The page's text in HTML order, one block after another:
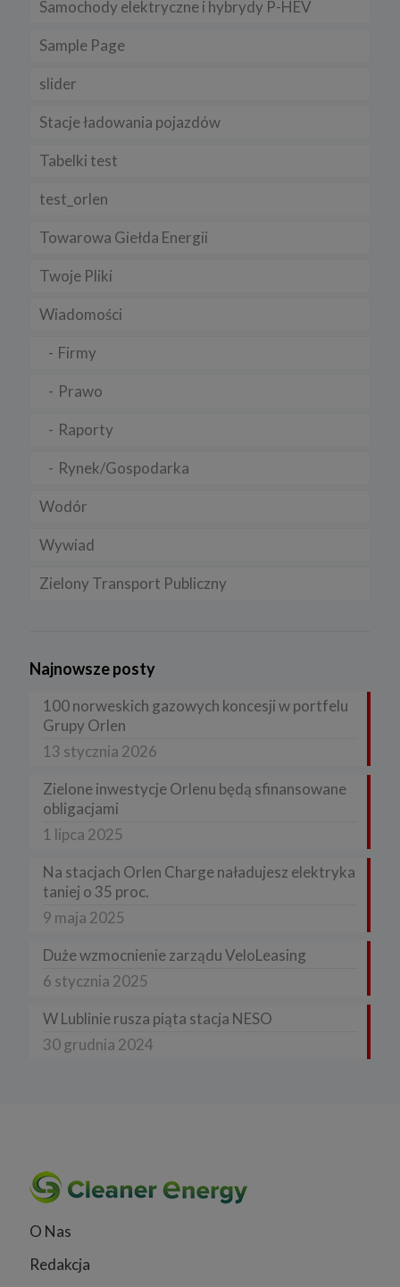
Samochody elektryczne i hybrydy P-HEV
Sample Page
slider
Stacje ładowania pojazdów
Tabelki test
test_orlen
Towarowa Giełda Energii
Twoje Pliki
Wiadomości
Firmy
Prawo
Raporty
Rynek/Gospodarka
Wodór
Wywiad
Zielony Transport Publiczny
Najnowsze posty
100 norweskich gazowych koncesji w portfelu
Grupy Orlen
13 stycznia 2026
Zielone inwestycje Orlenu będą sfinansowane
obligacjami
1 lipca 2025
Na stacjach Orlen Charge naładujesz elektryka
taniej o 35 proc.
9 maja 2025
Duże wzmocnienie zarządu VeloLeasing
6 stycznia 2025
W Lublinie rusza piąta stacja NESO
30 grudnia 2024
O Nas
Redakcja
serwisu.
zamieszczenie w serwisie jej nowej wersji.
Regulamin serwisu